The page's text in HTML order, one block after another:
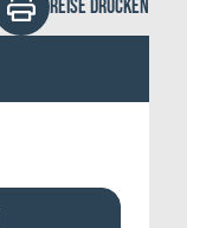
REISE DRUCKEN